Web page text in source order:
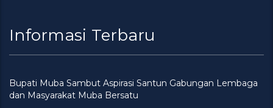
Informasi Terbaru
Bupati Muba Sambut Aspirasi Santun Gabungan Lembaga
dan Masyarakat Muba Bersatu